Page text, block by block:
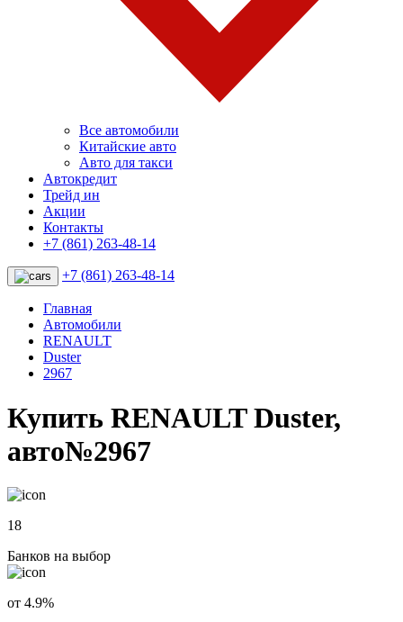
Все автомобили
Китайские авто
Авто для такси
Автокредит
Трейд ин
Акции
Контакты
+7 (861) 263-48-14
+7 (861) 263-48-14
Главная
Автомобили
RENAULT
Duster
2967
Купить RENAULT Duster,
авто№2967
18
Банков на выбор
от 4.9%